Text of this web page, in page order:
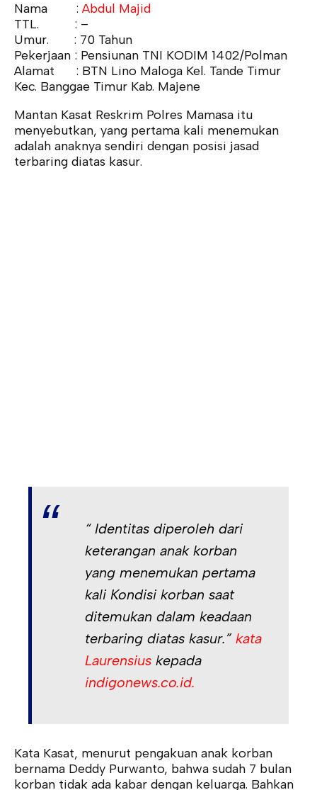
Nama : Abdul Majid
TTL. : –
Umur. : 70 Tahun
Pekerjaan : Pensiunan TNI KODIM 1402/Polman
Alamat : BTN Lino Maloga Kel. Tande Timur
Kec. Banggae Timur Kab. Majene
Mantan Kasat Reskrim Polres Mamasa itu
menyebutkan, yang pertama kali menemukan
adalah anaknya sendiri dengan posisi jasad
terbaring diatas kasur.
“ Identitas diperoleh dari
keterangan anak korban
yang menemukan pertama
kali Kondisi korban saat
ditemukan dalam keadaan
terbaring diatas kasur.”kata
Laurensius kepada
indigonews.co.id.
Kata Kasat, menurut pengakuan anak korban
bernama Deddy Purwanto, bahwa sudah 7 bulan
korban tidak ada kabar dengan keluarga. Bahkan